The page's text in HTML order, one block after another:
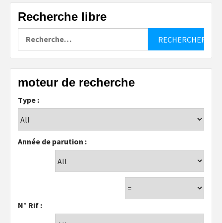
Recherche libre
moteur de recherche
Type :
Année de parution :
N° Rif :